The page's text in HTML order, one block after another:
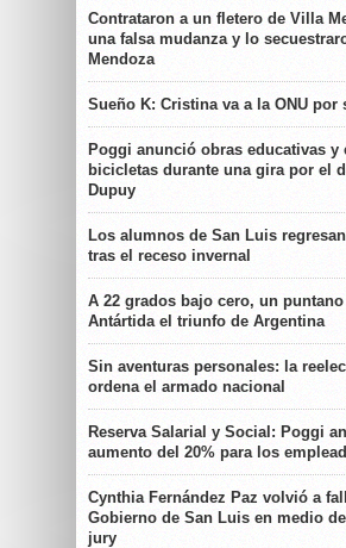
Contrataron a un fletero de Villa
una falsa mudanza y lo
Mendoza
Sueño K: Cristina va a la ONU por
Poggi anunció obras educativas y
bicicletas durante una gira por el
Dupuy
Los alumnos de San Luis
tras el receso invernal
A 22 grados bajo cero, un
Antártida el triunfo de Argentina
Sin aventuras personales: la
ordena el armado nacional
Reserva Salarial y Social: Poggi
aumento del 20% para los
Cynthia Fernández Paz volvió a
Gobierno de San Luis en medio
jury